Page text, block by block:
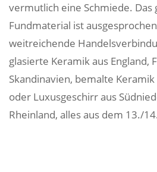
vermutlich eine Schmiede. Das
Fundmaterial ist
weitreichende
glasierte Keramik aus England,
Skandinavien, bemalte
oder Luxusgeschirr aus
Rheinland, alles aus dem 13./